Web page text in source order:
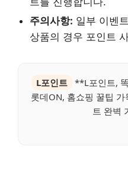
주의사항: 일부 이벤
상품의 경우 포인트
L포인트
**L포인트,
롯데ON, 홈쇼핑 꿀팁
트 완벽